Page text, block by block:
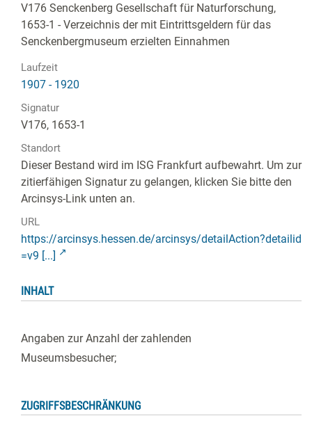
V176 Senckenberg Gesellschaft für Naturforschung,
1653-1 - Verzeichnis der mit Eintrittsgeldern für das
Senckenbergmuseum erzielten Einnahmen
Laufzeit
1907 - 1920
Signatur
V176, 1653-1
Standort
Dieser Bestand wird im ISG Frankfurt aufbewahrt. Um zur
zitierfähigen Signatur zu gelangen, klicken Sie bitte den
Arcinsys-Link unten an.
URL
https://arcinsys.hessen.de/arcinsys/detailAction?detailid
=v9 [...]
INHALT
Angaben zur Anzahl der zahlenden
Museumsbesucher;
ZUGRIFFSBESCHRÄNKUNG